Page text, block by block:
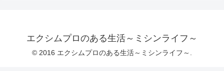
エクシムプロのある生活～ミシンライフ～
© 2016 エクシムプロのある生活～ミシンライフ～.